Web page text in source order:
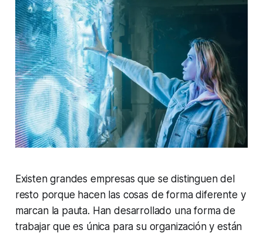
Existen grandes empresas que se distinguen del
resto porque hacen las cosas de forma diferente y
marcan la pauta. Han desarrollado una forma de
trabajar que es única para su organización y están